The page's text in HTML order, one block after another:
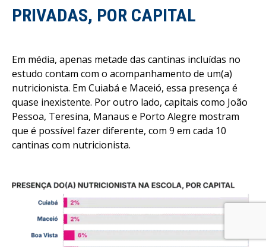
PRIVADAS, POR CAPITAL
Em média, apenas metade das cantinas incluídas no
estudo contam com o acompanhamento de um(a)
nutricionista. Em Cuiabá e Maceió, essa presença é
quase inexistente. Por outro lado, capitais como João
Pessoa, Teresina, Manaus e Porto Alegre mostram
que é possível fazer diferente, com 9 em cada 10
cantinas com nutricionista.